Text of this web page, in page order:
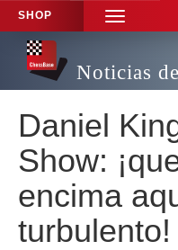
SHOP
TOGGLE
NAVIGATION
Noticias
Daniel
Show:
encima
turbulento!